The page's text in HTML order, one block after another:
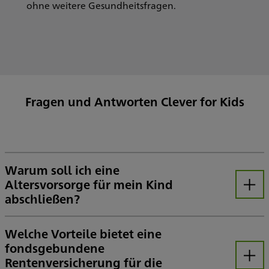
ohne weitere Gesundheitsfragen.
Fragen und Antworten Clever for Kids
Warum soll ich eine
Altersvorsorge für mein Kind
abschließen?
Öffnen
Welche Vorteile bietet eine
fondsgebundene
Rentenversicherung für die